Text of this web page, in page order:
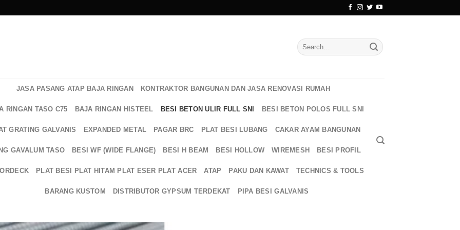
Search
for:
JASA PASANG ATAP BAJA RINGAN KONTRAKTOR BANGUNAN DAN JASA RENOVASI RUMAH
RINGAN TASO C75 BAJA RINGAN HISTEEL BESI BETON ULIR FULL SNI BESI BETON POLOS FULL SNI
GRATING GALVANIS EXPANDED METAL PAGAR BRC PLAT BESI LUBANG CAKAR AYAM BANGUNAN
GAVALUM TASO BESI WF (WIDE FLANGE) BESI H BEAM BESI HOLLOW WIREMESH BESI PROFIL
PLAT BESI PLAT HITAM PLAT ESER PLAT ACER ATAP PAKU DAN KAWAT TECHNICS & TOOLS
BARANG KUSTOM DISTRIBUTOR GYPSUM TERDEKAT PIPA BESI GALVANIS